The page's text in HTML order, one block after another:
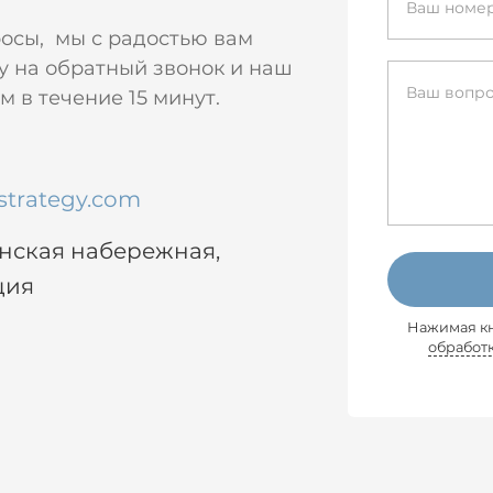
мы с радостью вам
на обратный звонок и наш
в течение 15 минут.
набережная,
Нажимая